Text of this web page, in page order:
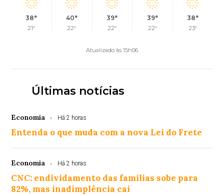
38°
21°
40°
22°
39°
22°
39°
22°
38°
23°
Atualizado às 15h06
Últimas notícias
Economia Há 2 horas
Entenda o que muda com a nova Lei do Frete
Economia Há 2 horas
CNC: endividamento das famílias sobe para
82%, mas inadimplência cai